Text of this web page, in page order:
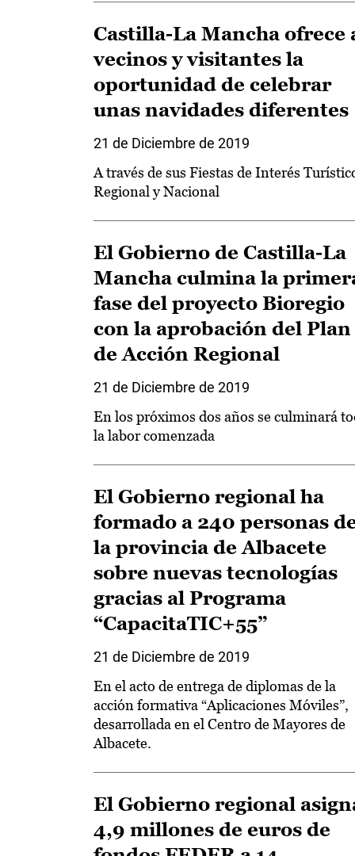
Castilla-La Mancha ofrece
vecinos y visitantes la
oportunidad de celebrar
unas navidades diferentes
21 de Diciembre de 2019
A través de sus Fiestas de Interés
Regional y Nacional
El Gobierno de Castilla-La
Mancha culmina la
fase del proyecto Bioregio
con la aprobación del Plan
de Acción Regional
21 de Diciembre de 2019
En los próximos dos años se culminará
la labor comenzada
El Gobierno regional ha
formado a 240 personas
la provincia de Albacete
sobre nuevas tecnologías
gracias al Programa
“CapacitaTIC+55”
21 de Diciembre de 2019
En el acto de entrega de diplomas de la
acción formativa “Aplicaciones Móviles”,
desarrollada en el Centro de Mayores de
Albacete.
El Gobierno regional
4,9 millones de euros de